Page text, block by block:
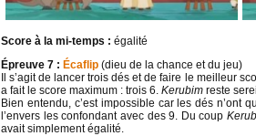
Score à la mi-temps : égalité
Épreuve 7 : Écaflip (dieu de la chance et du jeu)
Il s’agit de lancer trois dés et de faire le meilleur
a fait le score maximum : trois 6. Kerubim reste
Bien entendu, c’est impossible car les dés n’ont
l’envers les confondant avec des 9. Du coup
avait simplement égalité.